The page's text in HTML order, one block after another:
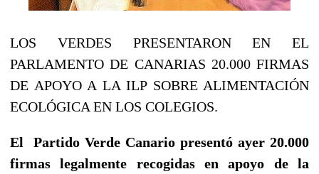
LOS VERDES PRESENTARON EN EL
PARLAMENTO DE CANARIAS 20.000 FIRMAS
DE APOYO A LA ILP SOBRE ALIMENTACIÓN
ECOLÓGICA EN LOS COLEGIOS.
El Partido Verde Canario presentó ayer 20.000
firmas legalmente recogidas en apoyo de la